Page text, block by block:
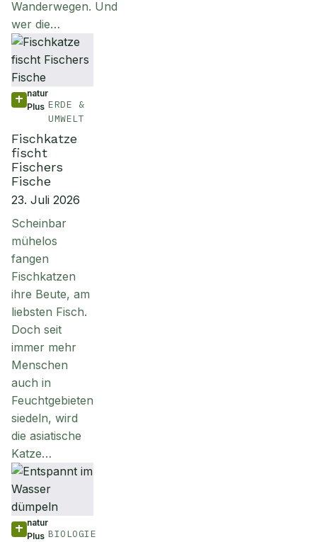
Wanderwegen. Und
wer die…
natur
Plus ERDE &
UMWELT
Fischkatze
fischt
Fischers
Fische
23. Juli 2026
Scheinbar
mühelos
fangen
Fischkatzen
ihre Beute, am
liebsten Fisch.
Doch seit
immer mehr
Menschen
auch in
Feuchtgebieten
siedeln, wird
die asiatische
Katze…
natur
Plus BIOLOGIE